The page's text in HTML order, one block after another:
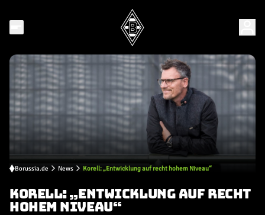
Borussia.de News Korell: „Entwicklung auf recht hohem Niveau“
KORELL: „ENTWICKLUNG AUF RECHT
HOHEM NIVEAU“